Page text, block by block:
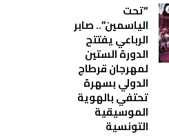
“تحت
الياسمين”.. صابر
الرباعي يفتتح
الدورة الستين
لمهرجان قرطاج
الدولي بسهرة
تحتفي بالهوية
الموسيقية
التونسية